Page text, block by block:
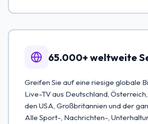
65.000+ weltweite
Greifen Sie auf eine riesige globale
Live-TV aus Deutschland,
den USA, Großbritannien und der
Alle Sport-, Nachrichten-,